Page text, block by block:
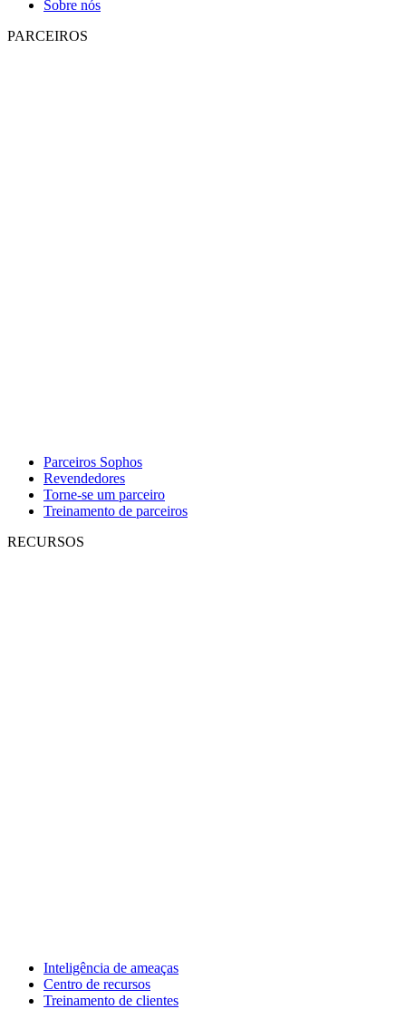
Sobre nós
PARCEIROS
Parceiros Sophos
Revendedores
Torne-se um parceiro
Treinamento de parceiros
RECURSOS
Inteligência de ameaças
Centro de recursos
Treinamento de clientes